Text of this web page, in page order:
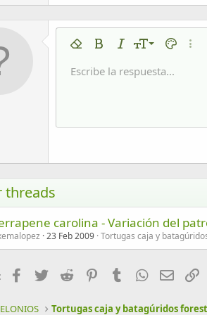
Eliminar formato
NegritaCursivaTamaño del
9
10
18
Color
Fuente Arial
Times New Roman
Verdana
TachadoSubrayadoCódigo en línea
Spoiler en
Insert horizontal line
SpoilerCódigo
Escribe la respuesta...
threads
carolina - Variación del
23 Feb 2009 Tortugas caja y
Facebook
Twitter Reddit PinterestTumblrWhatsApp
Email
Tortugas caja y batagúridos